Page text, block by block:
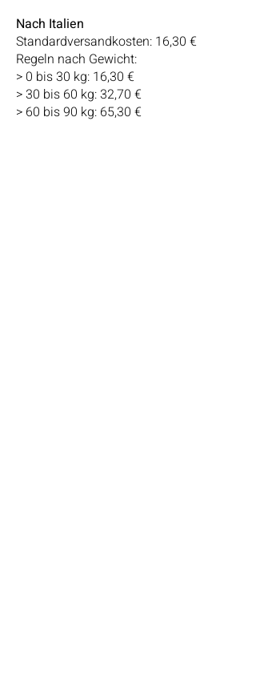
Nach Italien
Standardversandkosten: 16,30 €
Regeln nach Gewicht:
> 0 bis 30 kg: 16,30 €
> 30 bis 60 kg: 32,70 €
> 60 bis 90 kg: 65,30 €